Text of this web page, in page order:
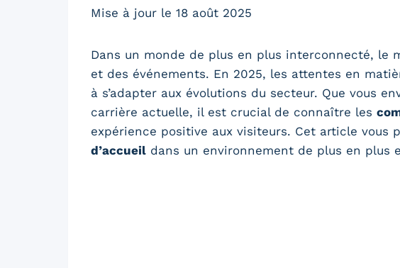
Mise à jour le 18 août 2025
Dans un monde de plus en plus interconnecté, le
et des événements. En 2025, les attentes en
à s’adapter aux évolutions du secteur. Que vous
carrière actuelle, il est crucial de connaître les
expérience positive aux visiteurs. Cet article vous
d’accueil dans un environnement de plus en plus